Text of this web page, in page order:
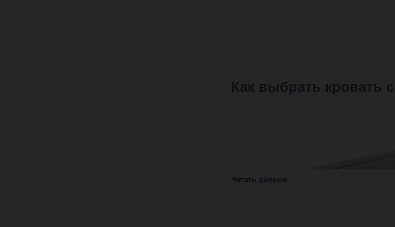
Как выбрать
Читать дальше